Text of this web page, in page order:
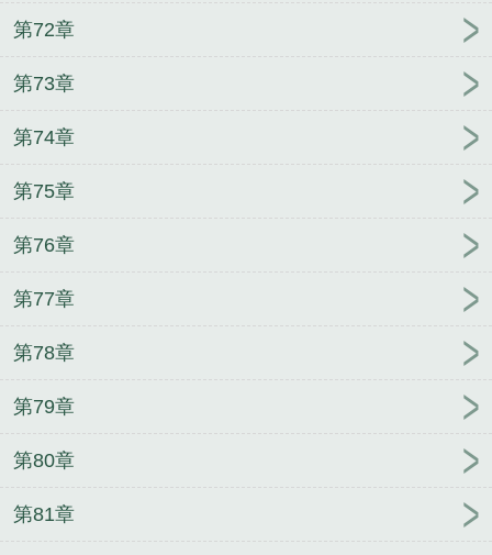
第72章
第73章
第74章
第75章
第76章
第77章
第78章
第79章
第80章
第81章